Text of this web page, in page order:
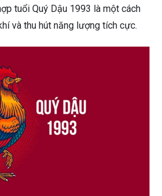
tuổi Quý Dậu 1993 là một cách
và thu hút năng lượng tích cực.